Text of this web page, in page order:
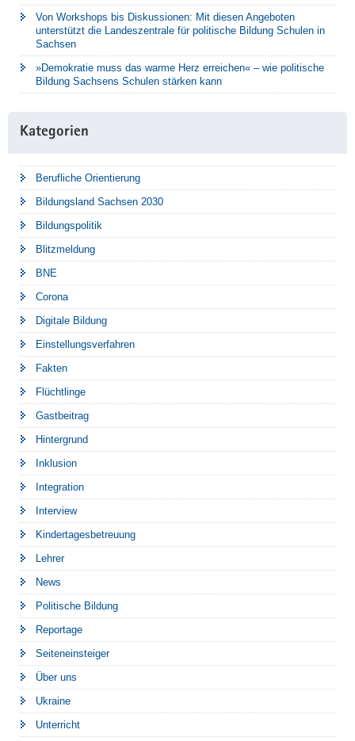
Von Workshops bis Diskussionen: Mit diesen Angeboten
unterstützt die Landeszentrale für politische Bildung Schulen in
Sachsen
»Demokratie muss das warme Herz erreichen« – wie politische
Bildung Sachsens Schulen stärken kann
Kategorien
Berufliche Orientierung
Bildungsland Sachsen 2030
Bildungspolitik
Blitzmeldung
BNE
Corona
Digitale Bildung
Einstellungsverfahren
Fakten
Flüchtlinge
Gastbeitrag
Hintergrund
Inklusion
Integration
Interview
Kindertagesbetreuung
Lehrer
News
Politische Bildung
Reportage
Seiteneinsteiger
Über uns
Ukraine
Unterricht